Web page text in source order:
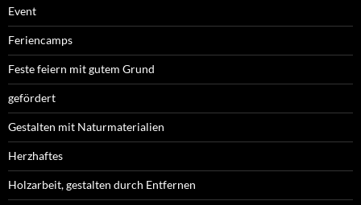
Event
Feriencamps
Feste feiern mit gutem Grund
gefördert
Gestalten mit Naturmaterialien
Herzhaftes
Holzarbeit, gestalten durch Entfernen